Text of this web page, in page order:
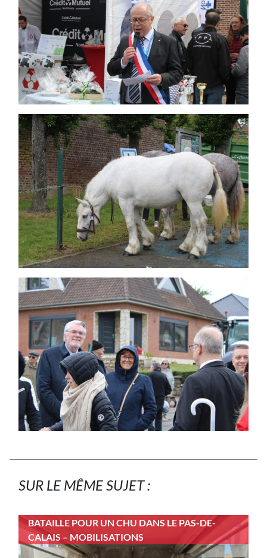
SUR LE MÊME SUJET :
BATAILLE POUR UN CHU DANS LE PAS-DE-
CALAIS – MOBILISATIONS